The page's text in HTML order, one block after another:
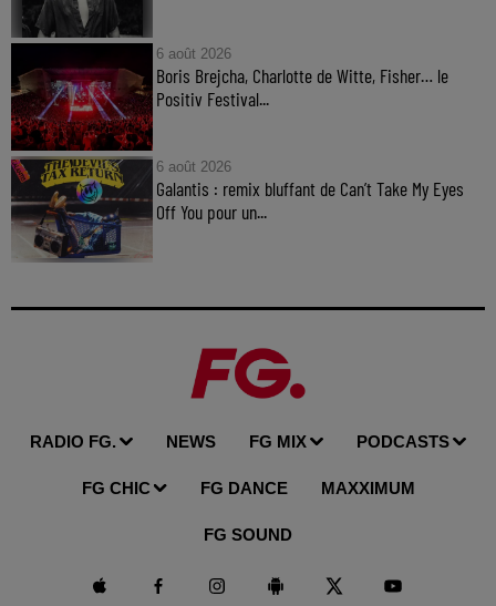
6 août 2026
Boris Brejcha, Charlotte de Witte, Fisher… le
Positiv Festival...
6 août 2026
Galantis : remix bluffant de Can’t Take My Eyes
Off You pour un...
RADIO FG. NEWS FG MIX PODCASTS
FG CHIC FG DANCE MAXXIMUM
FG SOUND